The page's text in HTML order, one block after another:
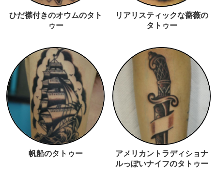
ひだ襟付きのオウムのタト
ゥー
リアリスティックな薔薇の
タトゥー
帆船のタトゥー
アメリカントラディショナ
ルっぽいナイフのタトゥー